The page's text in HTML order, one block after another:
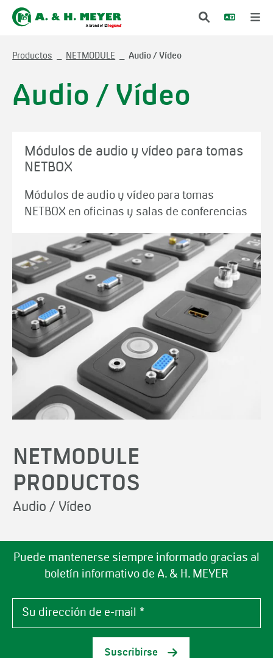
Productos NETMODULE Audio / Vídeo
Audio / Vídeo
Módulos de audio y vídeo para tomas
NETBOX
Módulos de audio y vídeo para tomas
NETBOX en oficinas y salas de conferencias
NETMODULE
PRODUCTOS
Audio / Vídeo
Puede mantenerse siempre informado gracias al
boletín informativo de A. & H. MEYER
Suscribirse